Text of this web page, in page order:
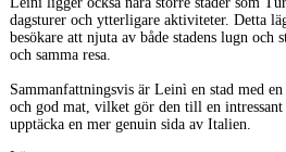
dagsturer och ytterligare aktiviteter. Detta
besökare att njuta av både stadens lugn och
och samma resa.
Sammanfattningsvis är Leinì en stad med
och god mat, vilket gör den till en
upptäcka en mer genuin sida av Italien.